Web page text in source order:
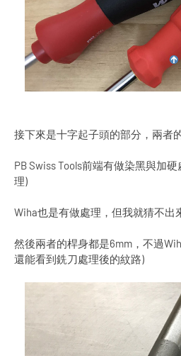
接下來是十字起子頭的部分，兩者
PB Swiss Tools前端有做染黑與加
理)
Wiha也是有做處理，但我就猜不出
然後兩者的桿身都是6mm，不過
還能看到銑刀處理後的紋路)